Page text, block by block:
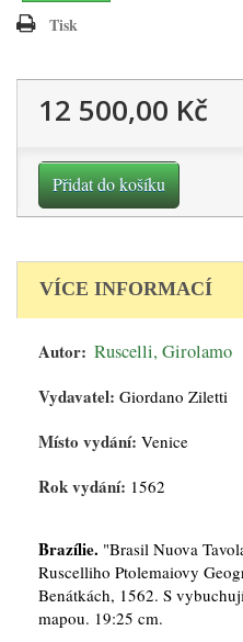
Tisk
12 500,00 Kč
Přidat do košíku
VÍCE INFORMACÍ
Autor: Ruscelli, Girolamo
Vydavatel: Giordano Ziletti
Místo vydání: Venice
Rok vydání: 1562
Brazílie. "Brasil Nuova
Ruscelliho Ptolemaiovy
Benátkách, 1562. S
mapou. 19:25 cm.